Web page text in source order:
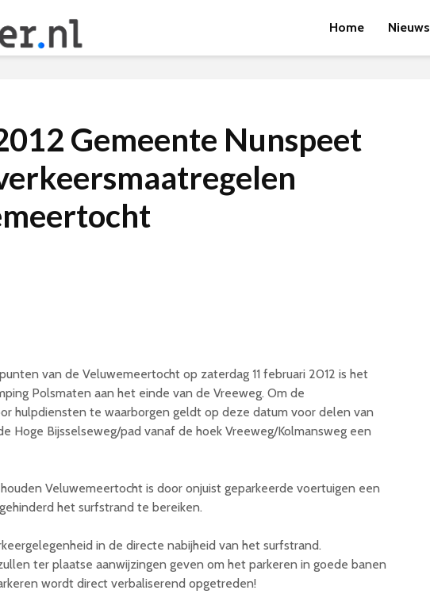
Home Nieuws
Gemeente Nunspeet
van de Veluwemeertocht op zaterdag 11 februari 2012 is het
Polsmaten aan het einde van de Vreeweg. Om de
hulpdiensten te waarborgen geldt op deze datum voor delen van
Hoge Bijsselseweg/pad vanaf de hoek Vreeweg/Kolmansweg een
Veluwemeertocht is door onjuist geparkeerde voertuigen een
het surfstrand te bereiken.
in de directe nabijheid van het surfstrand.
ter plaatse aanwijzingen geven om het parkeren in goede banen
wordt direct verbaliserend opgetreden!